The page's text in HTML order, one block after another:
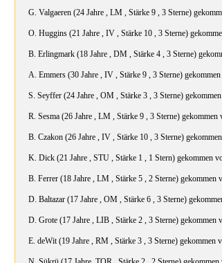
G. Valgaeren (24 Jahre , LM , Stärke 9 , 3 Sterne)
O. Huggins (21 Jahre , IV , Stärke 10 , 3 Sterne)
B. Erlingmark (18 Jahre , DM , Stärke 4 , 3 Sterne)
A. Emmers (30 Jahre , IV , Stärke 9 , 3 Sterne)
S. Seyffer (24 Jahre , OM , Stärke 3 , 3 Sterne)
R. Sesma (26 Jahre , LM , Stärke 9 , 3 Sterne) gekommen
B. Czakon (26 Jahre , IV , Stärke 10 , 3 Sterne)
K. Dick (21 Jahre , STU , Stärke 1 , 1 Stern) gekommen
B. Ferrer (18 Jahre , LM , Stärke 5 , 2 Sterne) gekommen
D. Baltazar (17 Jahre , OM , Stärke 6 , 3 Sterne)
D. Grote (17 Jahre , LIB , Stärke 2 , 3 Sterne)
E. deWit(19 Jahre , RM , Stärke 3 , 3 Sterne) gekommen